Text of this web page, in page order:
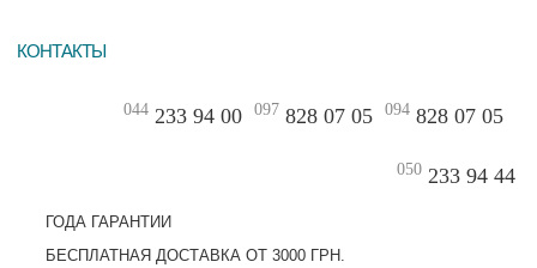
КОНТАКТЫ
044233 94 00 097 828 07 05 094828 07 05
050233 94 44
ГОДА ГАРАНТИИ
БЕСПЛАТНАЯ ДОСТАВКА ОТ 3000 ГРН.